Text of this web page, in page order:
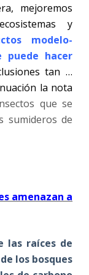
mejoremos
y
modelo-
puede hacer
tan …
la nota
que se
sumideros de
amenazan a
las raíces de
los bosques